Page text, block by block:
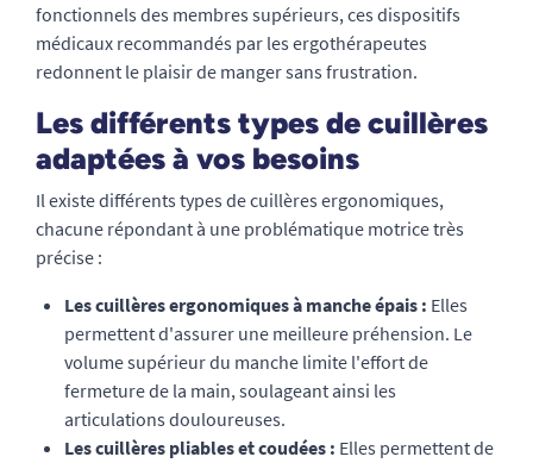
fonctionnels des membres supérieurs, ces dispositifs
médicaux recommandés par les ergothérapeutes
redonnent le plaisir de manger sans frustration.
Les différents types de cuillères
adaptées à vos besoins
Il existe différents types de cuillères ergonomiques,
chacune répondant à une problématique motrice très
précise :
Les cuillères ergonomiques à manche épais : Elles
permettent d'assurer une meilleure préhension. Le
volume supérieur du manche limite l'effort de
fermeture de la main, soulageant ainsi les
articulations douloureuses.
Les cuillères pliables et coudées : Elles permettent de